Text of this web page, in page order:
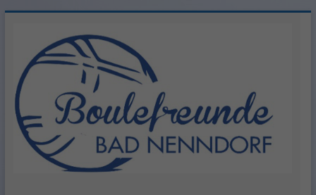
springen